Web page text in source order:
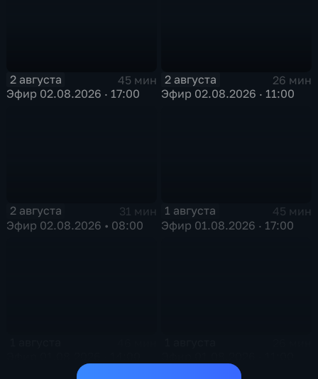
2 августа
45 мин
Эфир 02.08.2026 · 17:00
2 августа
26 мин
Эфир 02.08.2026 · 11:00
2 августа
31 мин
Эфир 02.08.2026 • 08:00
1 августа
45 мин
Эфир 01.08.2026 · 17:00